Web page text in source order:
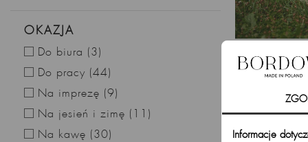
OKAZJA
Do biura (3)
Do pracy (44)
Na imprezę (9)
Na jesień i zimę (11)
Na kawę (30)
Informacje